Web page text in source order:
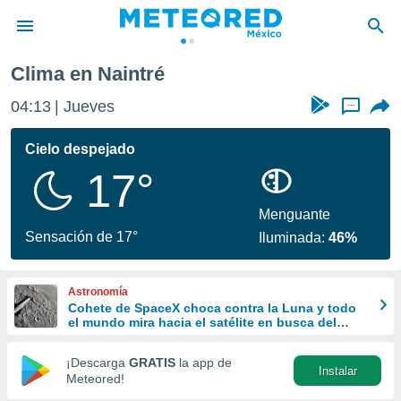
de
ha sido
calidad.
a este
las
y
forma
digital
basada
Clima en Naintré
04:13 Jueves ...
Cielo despejado
17°
Sensación de 17°
Menguante
Iluminada:46%
Astronomía
Cohete de SpaceX choca contra la Luna y todo
el mundo mira hacia el satélite en busca del
¡Descarga GRATIS la app de
Meteored!
Instalar